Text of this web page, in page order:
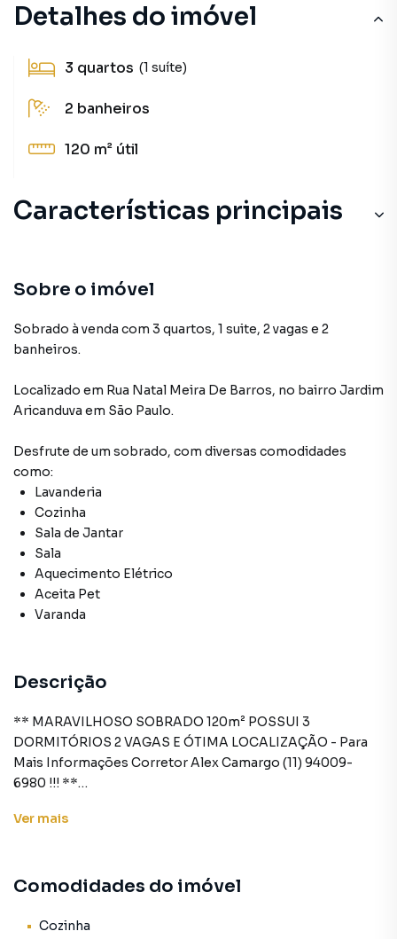
Detalhes do imóvel
3 quartos (1 suíte)
2 banheiros
120 m² útil
Características principais
Sala de Jantar
Aquecimento Elétrico
Portão Eletrônico
Sobre o imóvel
Sobrado à venda com 3 quartos, 1 suite, 2 vagas e 2
banheiros.
Localizado em Rua Natal Meira De Barros, no bairro Jardim
Aricanduva em São Paulo.
Desfrute de um sobrado, com diversas comodidades
como:
Lavanderia
Cozinha
Sala de Jantar
Sala
Aquecimento Elétrico
Aceita Pet
Varanda
Descrição
** MARAVILHOSO SOBRADO 120m² POSSUI 3
DORMITÓRIOS 2 VAGAS E ÓTIMA LOCALIZAÇÃO - Para
Mais Informações Corretor Alex Camargo (11) 94009-
6980 !!! **
Se você está em busca de um novo lar que combine
sobrado com 120m², pronto para receber você e sua
Ver mais
Comodidades do imóvel
Cozinha